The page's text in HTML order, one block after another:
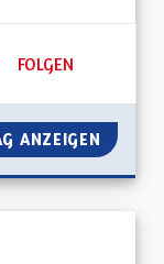
51 FOLLOWER
FOLGEN
POUR UNE
ANZEIGEN POUR